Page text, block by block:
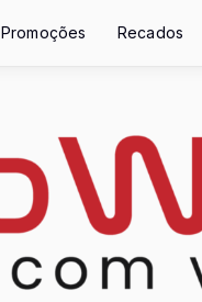
Promoções Recados